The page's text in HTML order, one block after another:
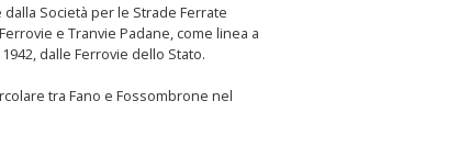
Società per le Strade Ferrate
e Tranvie Padane, come linea a
dalle Ferrovie dello Stato.
tra Fano e Fossombrone nel